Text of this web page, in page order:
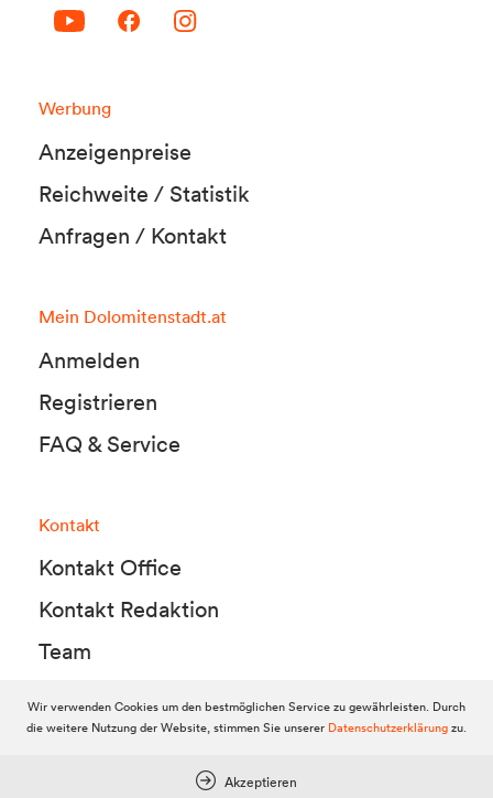
Werbung
Anzeigenpreise
Reichweite / Statistik
Anfragen / Kontakt
Mein Dolomitenstadt.at
Anmelden
Registrieren
FAQ & Service
Kontakt
Kontakt Office
Kontakt Redaktion
Team
© 2010-2026 Dolomitenstadt.at
Wir verwenden Cookies um den bestmöglichen Service zu gewährleisten. Durch
die weitere Nutzung der Website, stimmen Sie unserer Datenschutzerklärungzu.
Akzeptieren